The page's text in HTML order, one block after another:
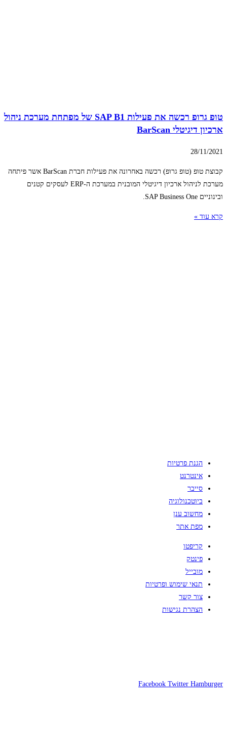
טופ גרופ רכשה את פעילות SAP B1 של מפתחת מערכת ניהול
ארכיון דיגיטלי BarScan
28/11/2021
קבוצת טופ (טופ גרופ) רכשה באחרונה את פעילות חברת BarScan אשר פיתחה
מערכת לניהול ארכיון דיגיטלי המובנית במערכת ה-ERP לעסקים קטנים
ובינוניים SAP Business One.
קרא עוד »
הגנת פרטיות
אינטרנט
סייבר
ביוטכנולוגיה
מחשוב ענן
מפת אתר
קריפטו
פינטק
מובייל
תנאי שימוש ופרטיות
צור קשר
הצהרת נגישות
Facebook Twitter Hamburger